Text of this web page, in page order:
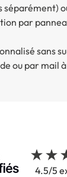
par
sans
ou par mail
4.5/5